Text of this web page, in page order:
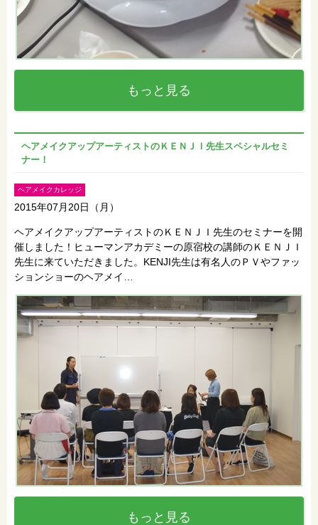
もっと見る
ヘアメイクアップアーティストのＫＥＮＪＩ先生スペシャルセミ
ナー！
ヘアメイクカレッジ
2015年07月20日（月）
ヘアメイクアップアーティストのＫＥＮＪＩ先生のセミナーを開
催しました！ヒューマンアカデミーの原宿校の講師のＫＥＮＪＩ
先生に来ていただきました。KENJI先生は有名人のＰＶやファッ
ションショーのヘアメイ…
もっと見る